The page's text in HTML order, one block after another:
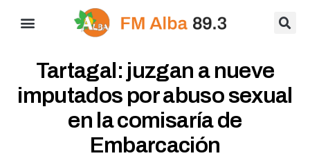
Tartagal: juzgan a nueve
imputados por abuso sexual
en la comisaría de
Embarcación